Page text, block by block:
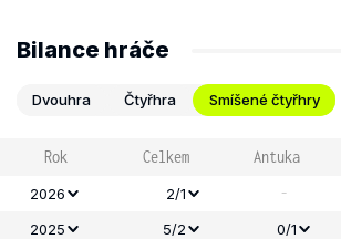
Bilance hráče
Dvouhra Čtyřhra Smíšené čtyřhry
Rok Celkem Antuka
2026 2/1 -
2025
5/2 0/1